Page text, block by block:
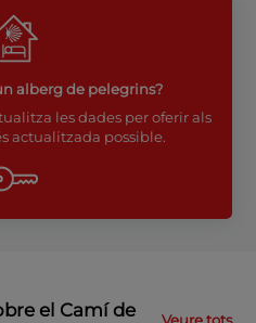
alberg de pelegrins?
les dades per oferir als
actualitzada possible.
el Camí de